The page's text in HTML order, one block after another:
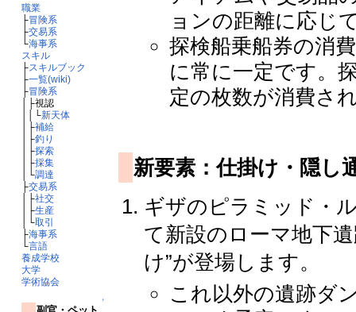
職業
├冒険系
├交易系
└海事系
スキル
├スキルブック
├一覧(wiki)
├冒険系
│├視認
││└新天体
│├補給
│├釣り
│├探索
│├採集
│└調達
├交易系
│├社交
│├生産
│└取引
├海事系
└言語
養成学校
大学
学術協会
↑
ョンの距離に応じ
探検船乗船券の消
に常に一定です。
定の枚数が消費さ
新要素：仕掛け・隠し
ギザのピラミッド・
て新設のローマ地下
け”が登場します。
これ以外の遺跡ダ